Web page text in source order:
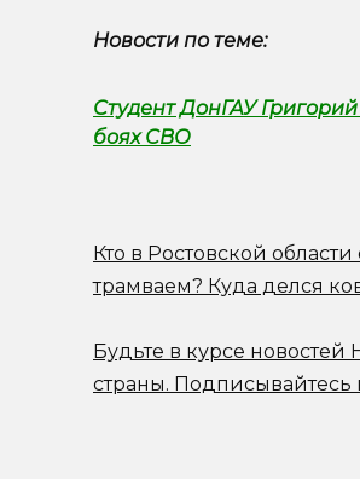
Новости по теме:
Студент ДонГАУ
боях СВО
Кто в Ростовской
трамваем? Куда делся
Будьте в курсе новостей
страны. Подписывайтесь